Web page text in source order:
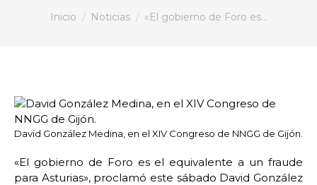
Estás aquí:
Inicio Noticias «El gobierno de Foro es…
David González Medina, en el XIV Congreso de NNGG de Gijón.
«El gobierno de Foro es el equivalente a un fraude
para Asturias», proclamó este sábado David González